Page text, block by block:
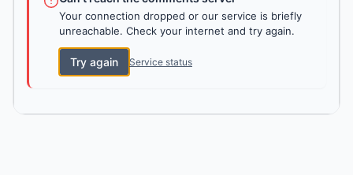
Your connection dropped or our service is briefly
unreachable. Check your internet and try again.
Try again Service status